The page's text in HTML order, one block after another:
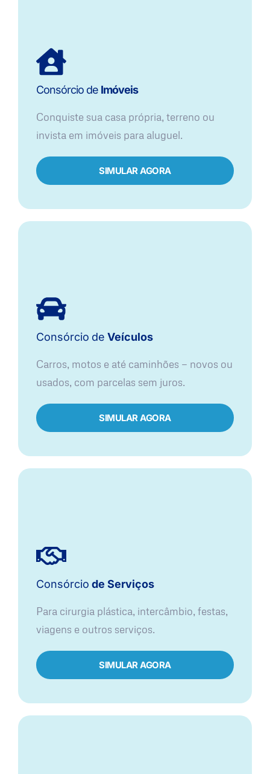
Consórcio de Imóveis
Conquiste sua casa própria, terreno ou
invista em imóveis para aluguel.
SIMULAR AGORA​
Consórcio de Veículos
Carros, motos e até caminhões — novos ou
usados, com parcelas sem juros.
SIMULAR AGORA
Consórcio de Serviços
Para cirurgia plástica, intercâmbio, festas,
viagens e outros serviços.
SIMULAR AGORA